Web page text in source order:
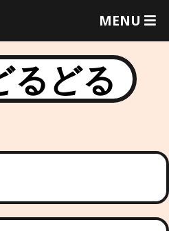
MENU
T
U
るどる